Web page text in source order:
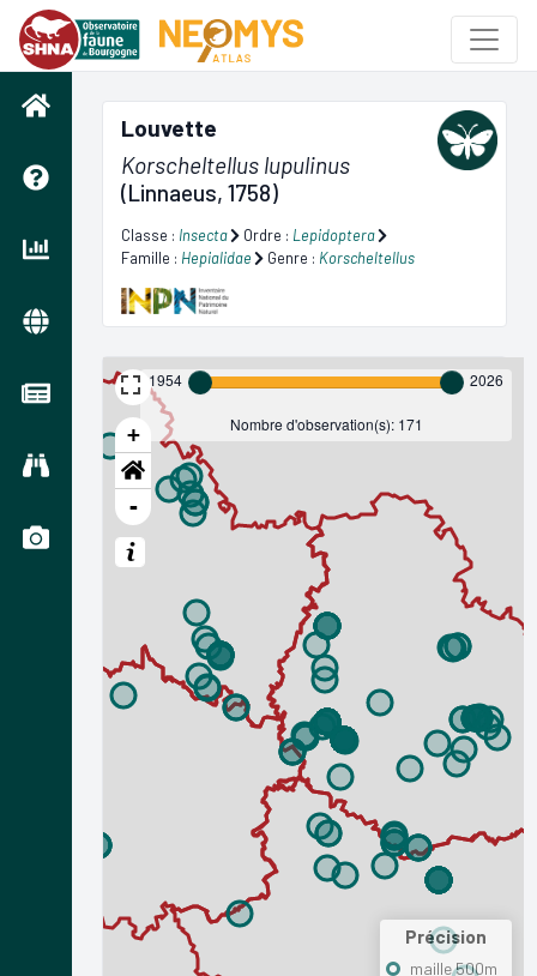
Louvette
Korscheltellus lupulinus
(Linnaeus, 1758)
Classe : Insecta Ordre : Lepidoptera
Famille : Hepialidae Genre : Korscheltellus
+
-
1954 2026
Nombre d'observation(s): 171
Précision
maille 500m